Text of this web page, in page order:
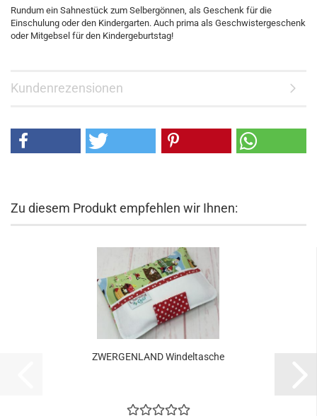
Rundum ein Sahnestück zum Selbergönnen, als Geschenk für die
Einschulung oder den Kindergarten. Auch prima als Geschwistergeschenk
oder Mitgebsel für den Kindergeburtstag!
Kundenrezensionen
Zu diesem Produkt empfehlen wir Ihnen:
ZWERGENLAND Windeltasche